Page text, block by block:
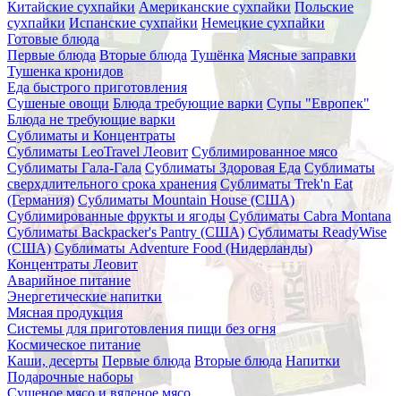
Китайские сухпайки Американские сухпайки Польские
сухпайки Испанские сухпайки Немецкие сухпайки
Готовые блюда
Первые блюда Вторые блюда Тушёнка Мясные заправки
Тушенка кронидов
Еда быстрого приготовления
Сушеные овощи Блюда требующие варки Супы "Европек"
Блюда не требующие варки
Сублиматы и Концентраты
Сублиматы LeoTravel Леовит Сублимированное мясо
Сублиматы Гала-Гала Сублиматы Здоровая Еда Сублиматы
сверхдлительного срока хранения Сублиматы Trek'n Eat
(Германия) Сублиматы Mountain House (США)
Сублимированные фрукты и ягоды Сублиматы Cabra Montana
Сублиматы Backpacker's Pantry (США) Сублиматы ReadyWise
(США) Сублиматы Adventure Food (Нидерланды)
Концентраты Леовит
Аварийное питание
Энергетические напитки
Мясная продукция
Системы для приготовления пищи без огня
Космическое питание
Каши, десерты Первые блюда Вторые блюда Напитки
Подарочные наборы